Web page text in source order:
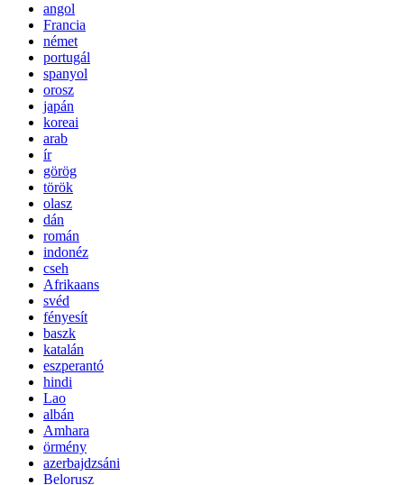
angol
Francia
német
portugál
spanyol
orosz
japán
koreai
arab
ír
görög
török
olasz
dán
román
indonéz
cseh
Afrikaans
svéd
fényesít
baszk
katalán
eszperantó
hindi
Lao
albán
Amhara
örmény
azerbajdzsáni
Belorusz